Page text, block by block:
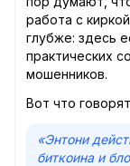
работа с
глубже: здесь
практических
мошенников.
Вот что
«Энтони
биткоина и